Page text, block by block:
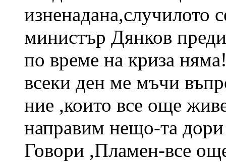
изненадана,случилото
министър Дянков
по време на криза
всеки ден ме мъчи
ние ,които все още
направим нещо-та
Говори ,Пламен-все